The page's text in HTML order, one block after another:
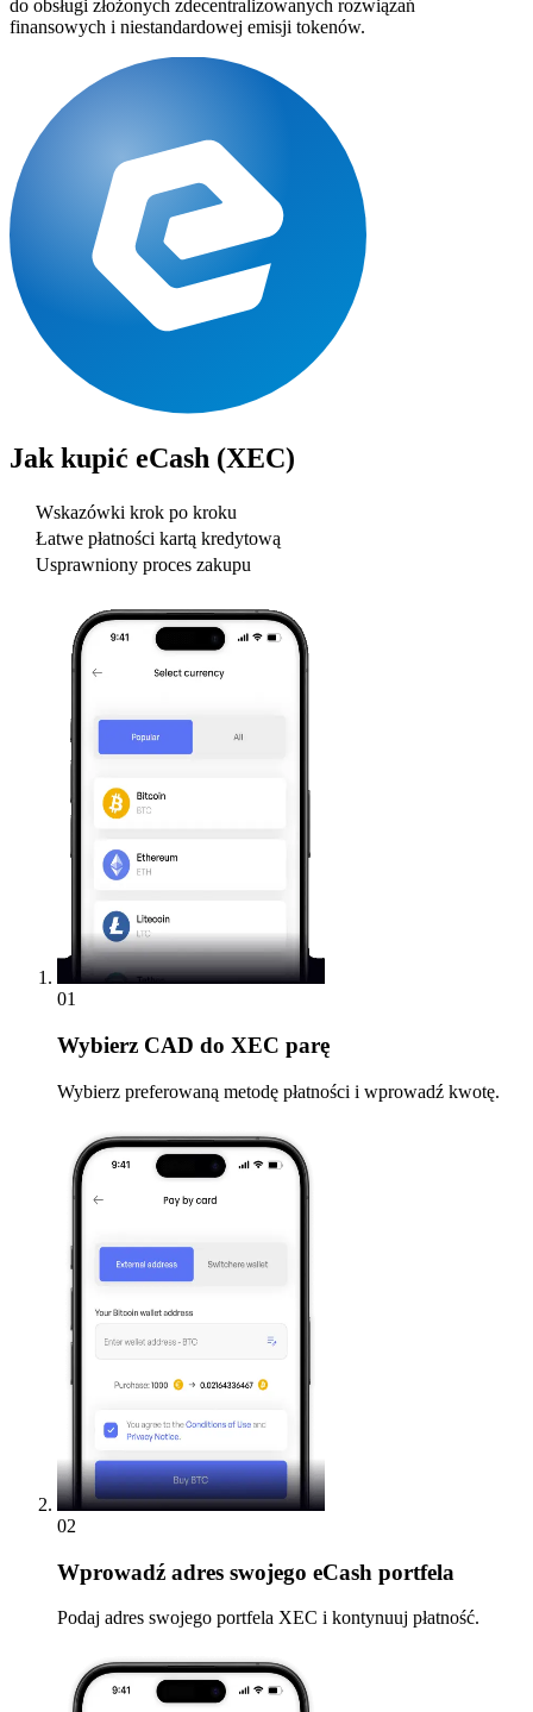
do obsługi złożonych zdecentralizowanych rozwiązań
finansowych i niestandardowej emisji tokenów.
Jak kupić eCash (XEC)
Wskazówki krok po kroku
Łatwe płatności kartą kredytową
Usprawniony proces zakupu
01
Wybierz CAD do XEC parę
Wybierz preferowaną metodę płatności i wprowadź kwotę.
02
Wprowadź adres swojego eCash portfela
Podaj adres swojego portfela XEC i kontynuuj płatność.